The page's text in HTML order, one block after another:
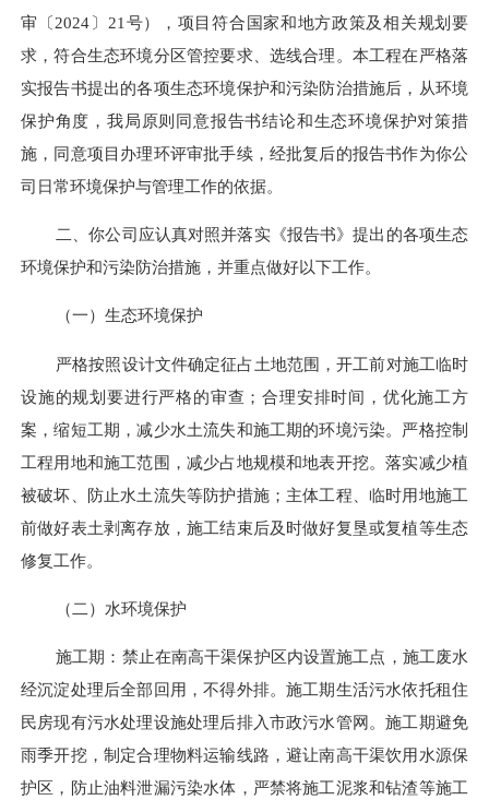
审〔2024〕21号）
，项目符合国家和地方政策及相关规划要
求，符合生态环境分区管控要求、选线合理。本工程在严格落
实报告书提出的各项生态环境保护和污染防治措施后，从环境
保护角度，我局原则同意报告书结论和生态环境保护对策措
施，同意项目办理环评审批手续，经批复后的报告书作为你公
司日常环境保护与管理工作的依据。
二、你公司应认真对照并落实《报告书》提出的各项生态
环境保护和污染防治措施，并重点做好以下工作。
（一）生态环境保护
严格按照设计文件确定征占土地范围，开工前对施工临时
设施的规划要进行严格的审查；合理安排时间，优化施工方
案，缩短工期，减少水土流失和施工期的环境污染。 严格控制
工程用地和施工范围 ， 减少占地规模和地表开挖。落实减少植
被破坏、防止水土流失等防护措施；主体工程、临时用地施工
前做好表土剥离存放，施工结束后及时做好复垦或复植等生态
修复工作。
（二）水环境保护
施工期：禁止在南高干渠保护区内设置施工点 ， 施工废水
经沉淀处理后全部回用，不得外排。施工期生活污水依托租住
民房现有污水处理设施处理后排入市政污水管网。施工期避免
雨季开挖， 制定合理物料运输线路，避让南高干渠饮用水源保
护区 ， 防止油料泄漏污染水体，严禁将施工泥浆和钻渣等施工